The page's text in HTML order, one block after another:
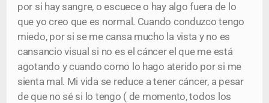
por si hay sangre, o escuece o hay algo fuera de lo
que yo creo que es normal. Cuando conduzco tengo
miedo, por si se me cansa mucho la vista y no es
cansancio visual si no es el cáncer el que me está
agotando y cuando como lo hago aterido por si me
sienta mal. Mi vida se reduce a tener cáncer, a pesar
de que no sé si lo tengo ( de momento, todos los